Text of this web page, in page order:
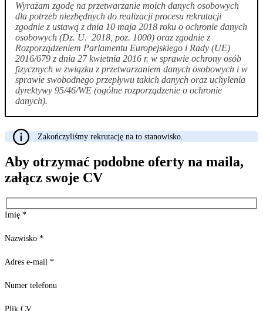
Wyrażam zgodę na przetwarzanie moich danych osobowych
dla potrzeb niezbędnych do realizacji procesu rekrutacji
zgodnie z ustawą z dnia 10 maja 2018 roku o ochronie danych
osobowych (Dz. U. 2018, poz. 1000) oraz zgodnie z
Rozporządzeniem Parlamentu Europejskiego i Rady (UE)
2016/679 z dnia 27 kwietnia 2016 r. w sprawie ochrony osób
fizycznych w związku z przetwarzaniem danych osobowych i w
sprawie swobodnego przepływu takich danych oraz uchylenia
dyrektywy 95/46/WE (ogólne rozporządzenie o ochronie
danych).
Zakończyliśmy rekrutację na to stanowisko.
Aby otrzymać podobne oferty na maila,
załącz swoje CV
Imię *
Nazwisko *
Adres e-mail *
Numer telefonu
Plik CV